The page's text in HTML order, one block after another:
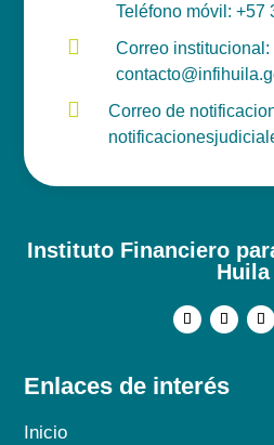
Teléfono móvil: +57

Correo institucional:

Correo de
Instituto Financiero
Huila
Enlaces de interés
Inicio